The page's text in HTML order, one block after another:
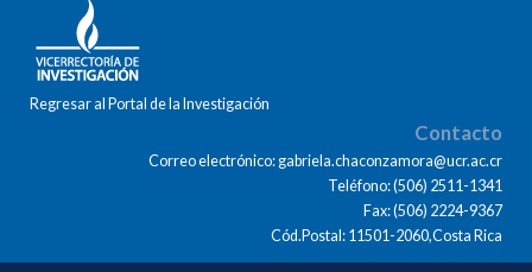
Regresar al Portal de la Investigación
Contacto
Correo electrónico: gabriela.chaconzamora@ucr.ac.cr
Teléfono: (506) 2511-1341
Fax: (506) 2224-9367
Cód.Postal: 11501-2060,Costa Rica